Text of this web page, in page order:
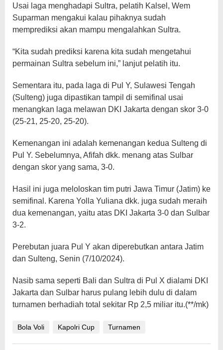
Usai laga menghadapi Sultra, pelatih Kalsel, Wem
Suparman mengakui kalau pihaknya sudah
memprediksi akan mampu mengalahkan Sultra.
“Kita sudah prediksi karena kita sudah mengetahui
permainan Sultra sebelum ini,” lanjut pelatih itu.
Sementara itu, pada laga di Pul Y, Sulawesi Tengah
(Sulteng) juga dipastikan tampil di semifinal usai
menangkan laga melawan DKI Jakarta dengan skor 3-0
(25-21, 25-20, 25-20).
Kemenangan ini adalah kemenangan kedua Sulteng di
Pul Y. Sebelumnya, Afifah dkk. menang atas Sulbar
dengan skor yang sama, 3-0.
Hasil ini juga meloloskan tim putri Jawa Timur (Jatim) ke
semifinal. Karena Yolla Yuliana dkk. juga sudah meraih
dua kemenangan, yaitu atas DKI Jakarta 3-0 dan Sulbar
3-2.
Perebutan juara Pul Y akan diperebutkan antara Jatim
dan Sulteng, Senin (7/10/2024).
Nasib sama seperti Bali dan Sultra di Pul X dialami DKI
Jakarta dan Sulbar harus pulang lebih dulu di dalam
turnamen berhadiah total sekitar Rp 2,5 miliar itu.(**/mk)
Bola Voli Kapolri Cup Turnamen